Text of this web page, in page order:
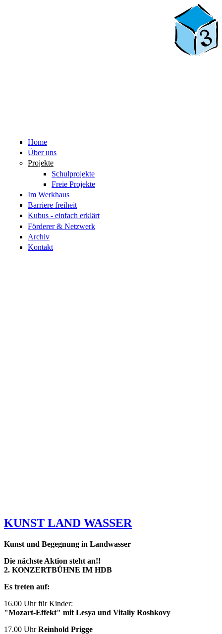
Home
Über uns
Projekte
Schulprojekte
Freie Projekte
Im Werkhaus
Barriere freiheit
Kubus - einfach erklärt
Förderer & Netzwerk
Archiv
Kontakt
KUNST LAND WASSER
Kunst und Begegnung in Landwasser
Die nächste Aktion steht an!!
2. KONZERTBÜHNE IM HDB
Es treten auf:
16.00 Uhr für Kinder:
"Mozart-Effekt" mit Lesya und Vitaliy Roshkovy
17.00 UhrReinhold Prigge